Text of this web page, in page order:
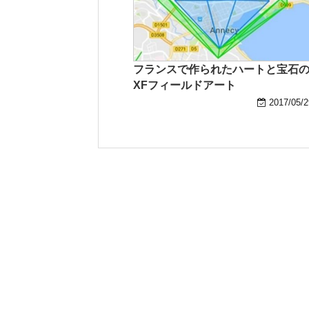
フランスで作られたハートと宝石の
XFフィールドアート
2017/05/